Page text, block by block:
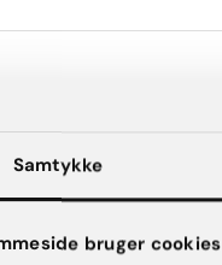
Samtykke
bruger cookies